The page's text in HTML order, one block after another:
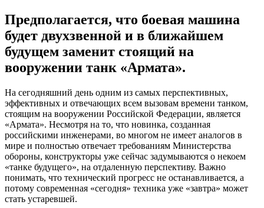
Предполагается, что боевая машина
будет двухзвенной и в ближайшем
будущем заменит стоящий на
вооружении танк «Армата».
На сегодняшний день одним из самых перспективных,
эффективных и отвечающих всем вызовам времени танком,
стоящим на вооружении Российской Федерации, является
«Армата». Несмотря на то, что новинка, созданная
российскими инженерами, во многом не имеет аналогов в
мире и полностью отвечает требованиям Министерства
обороны, конструкторы уже сейчас задумываются о некоем
«танке будущего», на отдаленную перспективу. Важно
понимать, что технический прогресс не останавливается, а
потому современная «сегодня» техника уже «завтра» может
стать устаревшей.